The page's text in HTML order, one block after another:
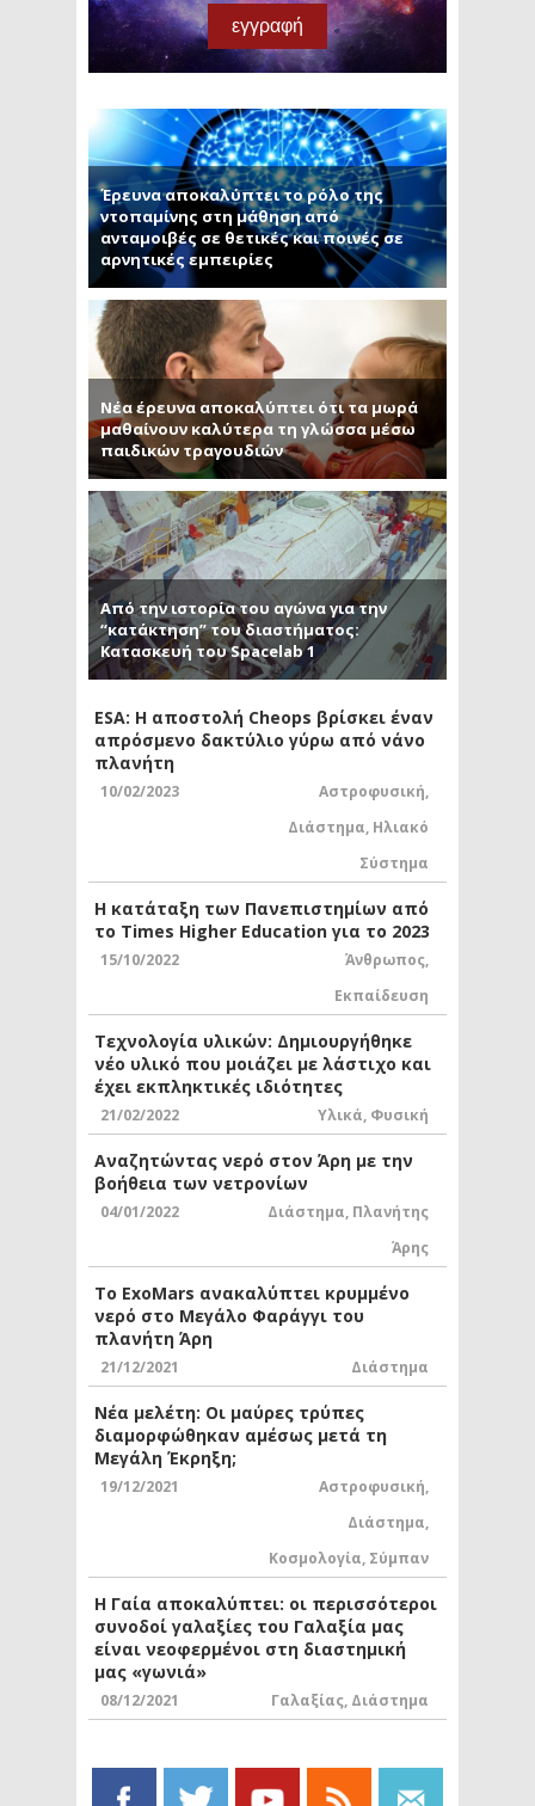
Έρευνα αποκαλύπτει το ρόλο της
ντοπαμίνης στη μάθηση από
ανταμοιβές σε θετικές και ποινές σε
αρνητικές εμπειρίες
Νέα έρευνα αποκαλύπτει ότι τα μωρά
μαθαίνουν καλύτερα τη γλώσσα μέσω
παιδικών τραγουδιών
Από την ιστορία του αγώνα για την
“κατάκτηση” του διαστήματος:
Κατασκευή του Spacelab 1
ESA: Η αποστολή Cheops βρίσκει έναν
απρόσμενο δακτύλιο γύρω από νάνο
πλανήτη
10/02/2023 Αστροφυσική,
Διάστημα, Ηλιακό
Σύστημα
Η κατάταξη των Πανεπιστημίων από
το Times Higher Education για το 2023
15/10/2022 Άνθρωπος,
Εκπαίδευση
Τεχνολογία υλικών: Δημιουργήθηκε
νέο υλικό που μοιάζει με λάστιχο και
έχει εκπληκτικές ιδιότητες
21/02/2022 Υλικά, Φυσική
Αναζητώντας νερό στον Άρη με την
βοήθεια των νετρονίων
04/01/2022 Διάστημα, Πλανήτης
Άρης
Το ExoMars ανακαλύπτει κρυμμένο
νερό στο Μεγάλο Φαράγγι του
πλανήτη Άρη
21/12/2021 Διάστημα
Νέα μελέτη: Οι μαύρες τρύπες
διαμορφώθηκαν αμέσως μετά τη
Μεγάλη Έκρηξη;
19/12/2021 Αστροφυσική,
Διάστημα,
Κοσμολογία, Σύμπαν
Η Γαία αποκαλύπτει: οι περισσότεροι
συνοδοί γαλαξίες του Γαλαξία μας
είναι νεοφερμένοι στη διαστημική
μας «γωνιά»
08/12/2021 Γαλαξίας, Διάστημα